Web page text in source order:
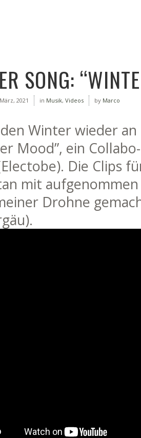
SONG:
2021 in Musik, Videos by Marco
Winter wieder
Mood”, ein
Die Clips
mit
Drohne